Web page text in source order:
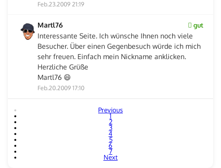
Feb.23.2009 21:19
Martl76 gut
Interessante Seite. Ich wünsche Ihnen noch viele
Besucher. Über einen Gegenbesuch würde ich mich
sehr freuen. Einfach mein Nickname anklicken.
Herzliche Grüße
Martl76 😄
Feb.20.2009 17:10
Previous
1
2
3
4
5
6
7
Next